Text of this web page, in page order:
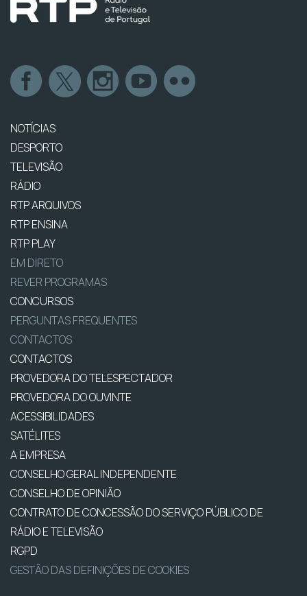
NOTÍCIAS
DESPORTO
TELEVISÃO
RÁDIO
RTP ARQUIVOS
RTP ENSINA
RTP PLAY
EM DIRETO
REVER PROGRAMAS
CONCURSOS
PERGUNTAS FREQUENTES
CONTACTOS
CONTACTOS
PROVEDORA DO TELESPECTADOR
PROVEDORA DO OUVINTE
ACESSIBILIDADES
SATÉLITES
A EMPRESA
CONSELHO GERAL INDEPENDENTE
CONSELHO DE OPINIÃO
CONTRATO DE CONCESSÃO DO SERVIÇO PÚBLICO DE
RÁDIO E TELEVISÃO
RGPD
GESTÃO DAS DEFINIÇÕES DE COOKIES